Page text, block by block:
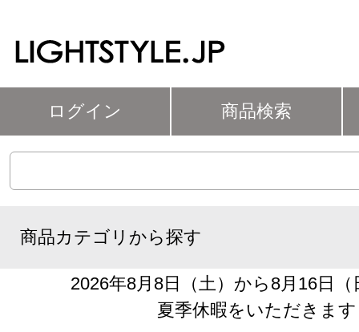
ログイン 商品検索
商品カテゴリから探す
2026年8月8日（土）から8月16日
夏季休暇をいただきます